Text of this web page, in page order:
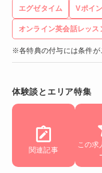
エグゼタイム Vポイ
オンライン英会話レッス
※各特典の付与には条件が
体験談とエリア特集
関連記事
この求